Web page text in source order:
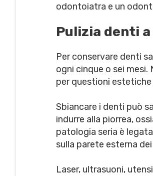
odontoiatra e un
Pulizia denti
Per conservare denti
ogni cinque o sei
per questioni estetiche
Sbiancare i denti può
indurre alla piorrea,
patologia seria è
sulla parete esterna
Laser, ultrasuoni,